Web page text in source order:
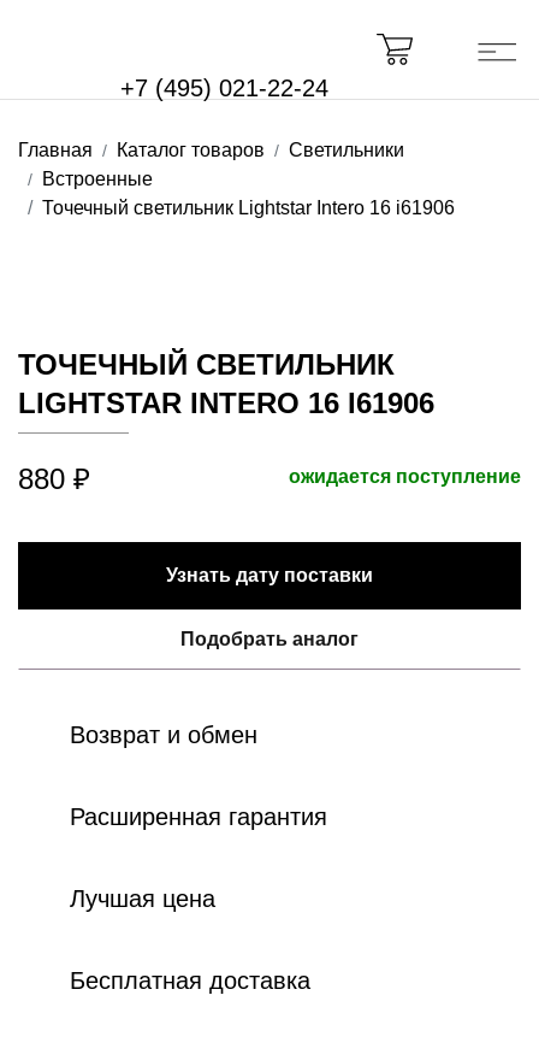
+7 (495) 021-22-24
Главная Каталог товаров
Светильники
Встроенные
Точечный светильник Lightstar Intero 16 i61906
ТОЧЕЧНЫЙ СВЕТИЛЬНИК
LIGHTSTAR INTERO 16 I61906
880 ₽ ожидается поступление
Узнать дату поставки
Подобрать аналог
Возврат и обмен
Расширенная гарантия
Лучшая цена
Бесплатная доставка